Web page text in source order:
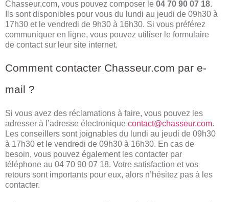
Chasseur.com, vous pouvez composer le 04 70 90 07 18.
Ils sont disponibles pour vous du lundi au jeudi de 09h30 à
17h30 et le vendredi de 9h30 à 16h30. Si vous préférez
communiquer en ligne, vous pouvez utiliser le formulaire
de contact sur leur site internet.
Comment contacter Chasseur.com par e-
mail ?
Si vous avez des réclamations à faire, vous pouvez les
adresser à l’adresse électronique contact@chasseur.com.
Les conseillers sont joignables du lundi au jeudi de 09h30
à 17h30 et le vendredi de 09h30 à 16h30. En cas de
besoin, vous pouvez également les contacter par
téléphone au 04 70 90 07 18. Votre satisfaction et vos
retours sont importants pour eux, alors n’hésitez pas à les
contacter.